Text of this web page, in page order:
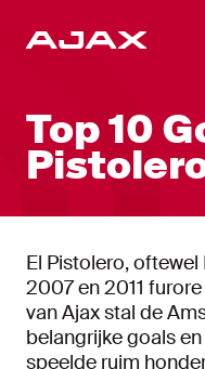
Top 10
El Pistolero,
2007 en 2011
van Ajax stal de
belangrijke goals
speelde ruim